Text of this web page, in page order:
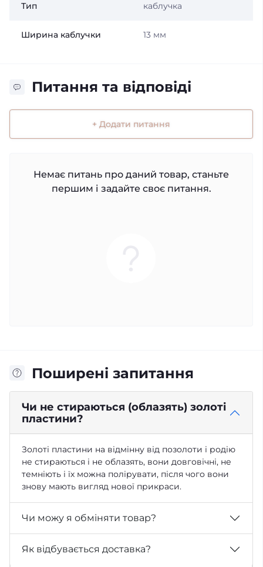
Тип каблучка
Ширина каблучки 13 мм
Питання та відповіді
+ Додати питання
Немає питань про даний товар, станьте
першим і задайте своє питання.
Поширені запитання
Чи не стираються (облазять) золоті
пластини?
Золоті пластини на відмінну від позолоти і родію
не стираються і не облазять, вони довговічні, не
темніють і їх можна полірувати, після чого вони
знову мають вигляд нової прикраси.
Чи можу я обміняти товар?
Як відбувається доставка?